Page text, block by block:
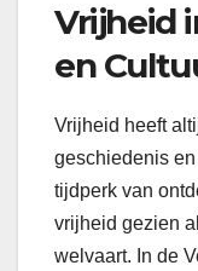
Vrijheid
en
Vrijheid heeft
geschiedenis
tijdperk van
vrijheid gezien
welvaart. In de